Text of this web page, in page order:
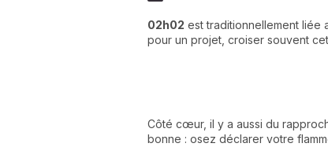
02h02 est traditionnellement liée
pour un projet, croiser souvent
Côté cœur, il y a aussi du
bonne : osez déclarer votre